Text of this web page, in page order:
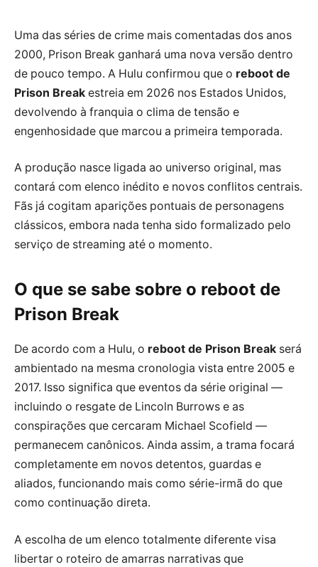
Uma das séries de crime mais comentadas dos anos
2000, Prison Break ganhará uma nova versão dentro
de pouco tempo. A Hulu confirmou que o reboot de
Prison Break estreia em 2026 nos Estados Unidos,
devolvendo à franquia o clima de tensão e
engenhosidade que marcou a primeira temporada.
A produção nasce ligada ao universo original, mas
contará com elenco inédito e novos conflitos centrais.
Fãs já cogitam aparições pontuais de personagens
clássicos, embora nada tenha sido formalizado pelo
serviço de streaming até o momento.
O que se sabe sobre o reboot de
Prison Break
De acordo com a Hulu, o reboot de Prison Break será
ambientado na mesma cronologia vista entre 2005 e
2017. Isso significa que eventos da série original —
incluindo o resgate de Lincoln Burrows e as
conspirações que cercaram Michael Scofield —
permanecem canônicos. Ainda assim, a trama focará
completamente em novos detentos, guardas e
aliados, funcionando mais como série-irmã do que
como continuação direta.
A escolha de um elenco totalmente diferente visa
libertar o roteiro de amarras narrativas que